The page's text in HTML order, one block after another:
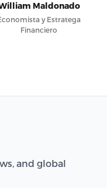
Maldonado
y Estratega
Financiero
and global